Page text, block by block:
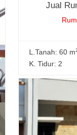
Jual
L.Tanah: 60 m
K. Tidur: 2